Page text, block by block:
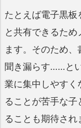
たとえば電子黒
と共有できるた
ます。そのため
聞き漏らす……と
業に集中しやすく
ることが苦手な
ることも期待され